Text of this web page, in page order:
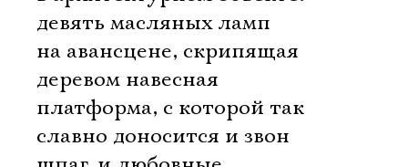
девять масляных ламп
на авансцене, скрипящая
деревом навесная
платформа, с которой так
славно доносится и звон